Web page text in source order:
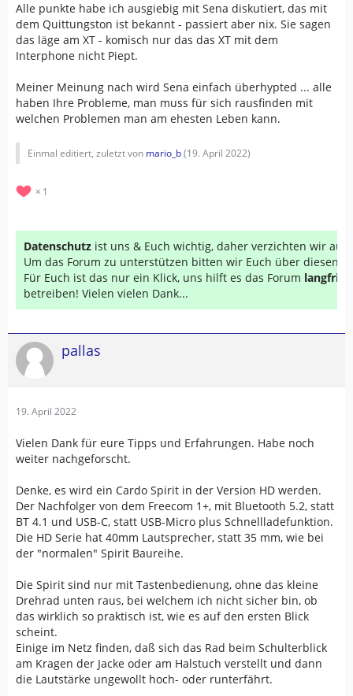
Alle punkte habe ich ausgiebig mit Sena diskutiert, das mit
dem Quittungston ist bekannt - passiert aber nix. Sie sagen
das läge am XT - komisch nur das das XT mit dem
Interphone nicht Piept.
Meiner Meinung nach wird Sena einfach überhypted ... alle
haben Ihre Probleme, man muss für sich rausfinden mit
welchen Problemen man am ehesten Leben kann.
Einmal editiert, zuletzt von mario_b(19. April 2022)
1
Datenschutz ist uns & Euch wichtig, daher verzichten wir auf
Um das Forum zu unterstützen bitten wir Euch über diesen
Für Euch ist das nur ein Klick, uns hilft es das Forum
betreiben! Vielen vielen Dank...
pallas
19. April 2022
Vielen Dank für eure Tipps und Erfahrungen. Habe noch
weiter nachgeforscht.
Denke, es wird ein Cardo Spirit in der Version HD werden.
Der Nachfolger von dem Freecom 1+, mit Bluetooth 5.2, statt
BT 4.1 und USB-C, statt USB-Micro plus Schnellladefunktion.
Die HD Serie hat 40mm Lautsprecher, statt 35 mm, wie bei
der "normalen" Spirit Baureihe.
Die Spirit sind nur mit Tastenbedienung, ohne das kleine
Drehrad unten raus, bei welchem ich nicht sicher bin, ob
das wirklich so praktisch ist, wie es auf den ersten Blick
scheint.
Einige im Netz finden, daß sich das Rad beim Schulterblick
am Kragen der Jacke oder am Halstuch verstellt und dann
die Lautstärke ungewollt hoch- oder runterfährt.